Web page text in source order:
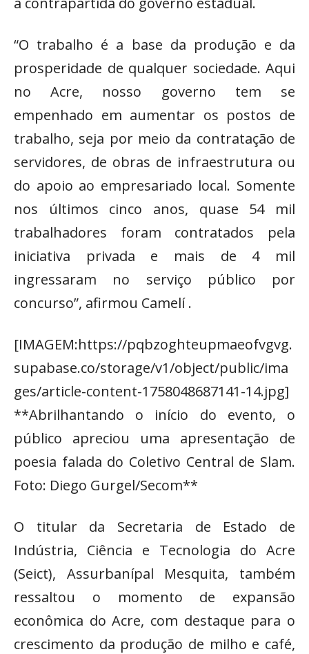
“O trabalho é a base da produção e da
prosperidade de qualquer sociedade. Aqui
no Acre, nosso governo tem se
empenhado em aumentar os postos de
trabalho, seja por meio da contratação de
servidores, de obras de infraestrutura ou
do apoio ao empresariado local. Somente
nos últimos cinco anos, quase 54 mil
trabalhadores foram contratados pela
iniciativa privada e mais de 4 mil
ingressaram no serviço público por
concurso”, afirmou Camelí .
[IMAGEM:https://pqbzoghteupmaeofvgvg.
supabase.co/storage/v1/object/public/ima
ges/article-content-1758048687141-14.jpg]
**Abrilhantando o início do evento, o
público apreciou uma apresentação de
poesia falada do Coletivo Central de Slam.
Foto: Diego Gurgel/Secom**
O titular da Secretaria de Estado de
Indústria, Ciência e Tecnologia do Acre
(Seict), Assurbanípal Mesquita, também
ressaltou o momento de expansão
econômica do Acre, com destaque para o
crescimento da produção de milho e café,